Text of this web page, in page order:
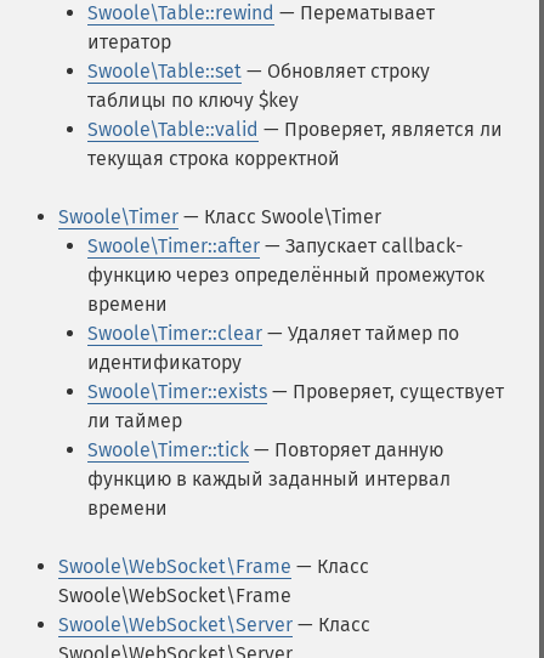
Swoole\Table::rewind — Перематывает
итератор
Swoole\Table::set — Обновляет строку
таблицы по ключу $key
Swoole\Table::valid — Проверяет, является ли
текущая строка корректной
Swoole\Timer — Класс Swoole\Timer
Swoole\Timer::after — Запускает callback-
функцию через определённый промежуток
времени
Swoole\Timer::clear — Удаляет таймер по
идентификатору
Swoole\Timer::exists — Проверяет, существует
ли таймер
Swoole\Timer::tick — Повторяет данную
функцию в каждый заданный интервал
времени
Swoole\WebSocket\Frame — Класс
Swoole\WebSocket\Frame
Swoole\WebSocket\Server — Класс